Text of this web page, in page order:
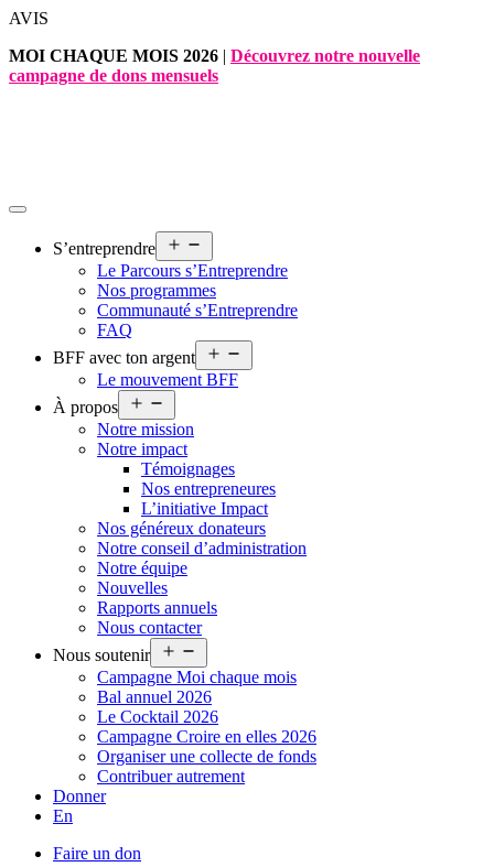
Aller
contenu
AVIS
MOI CHAQUE MOIS 2026 | Découvrez notre nouvelle
campagne de dons mensuels
S’entreprendre
le
menu
Le Parcours s’Entreprendre
Nos programmes
Communauté s’Entreprendre
FAQ
BFF avec ton argent
le
Le mouvement BFF
À propos
le
menu
Notre mission
Notre impact
Témoignages
Nos entrepreneures
L’initiative Impact
Nos généreux donateurs
Notre conseil d’administration
Notre équipe
Nouvelles
Rapports annuels
Nous contacter
Nous soutenir
le
menu
Campagne Moi chaque mois
Bal annuel 2026
Le Cocktail 2026
Campagne Croire en elles 2026
Organiser une collecte de fonds
Contribuer autrement
Donner
En
Faire un don